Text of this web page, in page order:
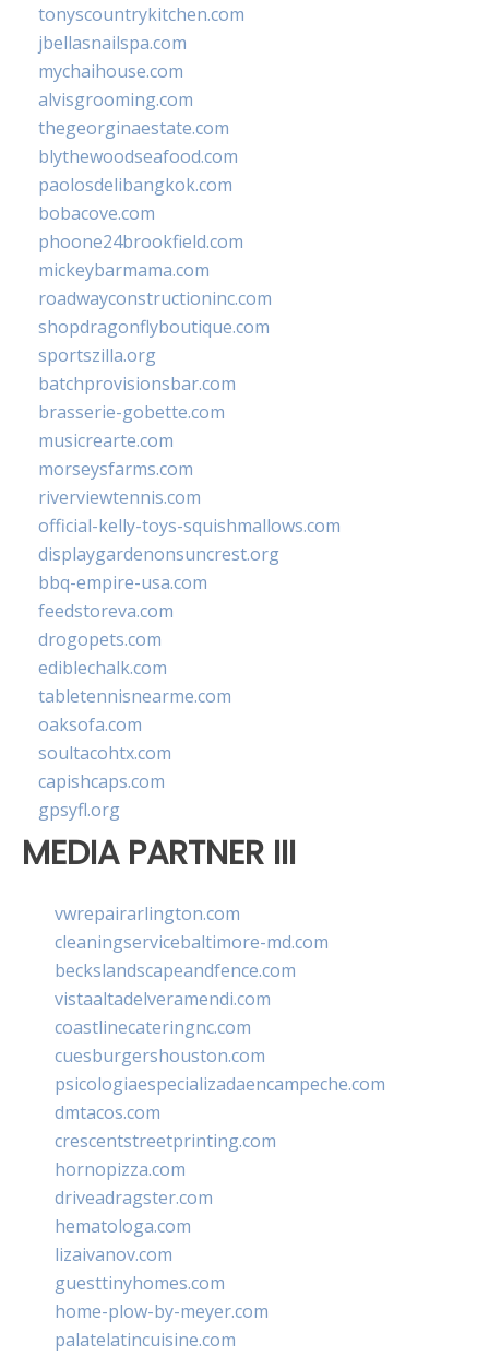
tonyscountrykitchen.com
jbellasnailspa.com
mychaihouse.com
alvisgrooming.com
thegeorginaestate.com
blythewoodseafood.com
paolosdelibangkok.com
bobacove.com
phoone24brookfield.com
mickeybarmama.com
roadwayconstructioninc.com
shopdragonflyboutique.com
sportszilla.org
batchprovisionsbar.com
brasserie-gobette.com
musicrearte.com
morseysfarms.com
riverviewtennis.com
official-kelly-toys-squishmallows.com
displaygardenonsuncrest.org
bbq-empire-usa.com
feedstoreva.com
drogopets.com
ediblechalk.com
tabletennisnearme.com
oaksofa.com
soultacohtx.com
capishcaps.com
gpsyfl.org
MEDIA PARTNER III
vwrepairarlington.com
cleaningservicebaltimore-md.com
beckslandscapeandfence.com
vistaaltadelveramendi.com
coastlinecateringnc.com
cuesburgershouston.com
psicologiaespecializadaencampeche.com
dmtacos.com
crescentstreetprinting.com
hornopizza.com
driveadragster.com
hematologa.com
lizaivanov.com
guesttinyhomes.com
home-plow-by-meyer.com
palatelatincuisine.com